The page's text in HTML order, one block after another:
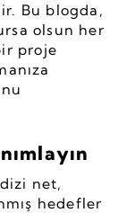
Bu blogda,
olsun her
proje
net,
hedefler